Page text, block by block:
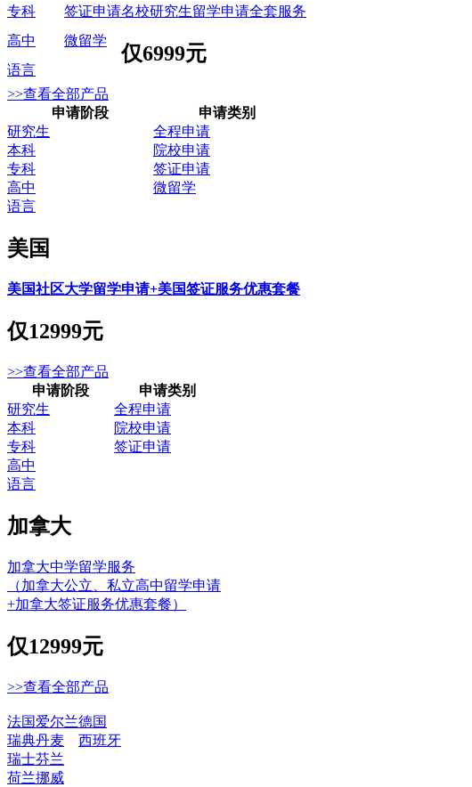
名校研究生留学申请全套服务
仅6999元
专科
签证申请
高中
微留学
语言
>>查看全部产品
申请阶段
申请类别
研究生
全程申请
本科
院校申请
专科
签证申请
高中
微留学
语言
美国
美国社区大学留学申请+美国签证服务优惠套餐
仅12999元
>>查看全部产品
申请阶段
申请类别
研究生
全程申请
本科
院校申请
专科
签证申请
高中
语言
加拿大
加拿大中学留学服务
（加拿大公立、私立高中留学申请
+加拿大签证服务优惠套餐）
仅12999元
>>查看全部产品
法国爱尔兰德国
瑞典丹麦
西班牙
瑞士芬兰
荷兰挪威